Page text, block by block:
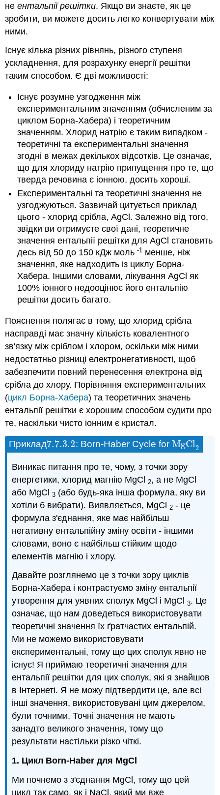
неентальпії решітки. Якщо ви знаєте, як це
зробити, ви можете досить легко конвертувати між
ними.
Існує кілька різних рівнянь, різного ступеня
ускладнення, для розрахунку енергії решітки
таким способом. Є дві можливості:
Існує розумне узгодження між
експериментальним значенням (обчисленим за
циклом Борна-Хабера) і теоретичним
значенням. Хлорид натрію є таким випадком -
теоретичні та експериментальні значення
згодні в межах декількох відсотків. Це означає,
що для хлориду натрію припущення про те, що
тверда речовина є іонною, досить хороші.
Експериментальні та теоретичні значення не
узгоджуються. Зазвичай цитується приклад
цього - хлорид срібла, AgCl. Залежно від того,
звідки ви отримуєте свої дані, теоретичне
значення ентальпії решітки для AgCl становить
десь від 50 до 150 кДж моль-1 менше, ніж
значення, яке надходить із циклу Борна-
Хабера. Іншими словами, лікування AgCl як
100% іонного недооцінює його ентальпію
решітки досить багато.
Пояснення полягає в тому, що хлорид срібла
насправді має значну кількість ковалентного
зв'язку між сріблом і хлором, оскільки між ними
недостатньо різниці електронегативності, щоб
забезпечити повний перенесення електрона від
срібла до хлору. Порівняння експериментальних
(цикл Борна-Хабера) та теоретичних значень
ентальпії решітки є хорошим способом судити про
те, наскільки чисто іонним є кристал.
Приклад7.7.3.2
7.7.3.2: Born-Haber Cycle forMgCl2
MgCl2
Виникає питання про те, чому, з точки зору
енергетики, хлорид магнію MgCl 2, а не MgCl
або MgCl3 (або будь-яка інша формула, яку ви
хотіли б вибрати). Виявляється, MgCl 2 - це
формула з'єднання, яке має найбільш
негативну ентальпійну зміну освіти - іншими
словами, воно є найбільш стійким щодо
елементів магнію і хлору.
Давайте розглянемо це з точки зору циклів
Борна-Хабера і контрастуємо зміну ентальпії
утворення для уявних сполук MgCl і MgCl3. Це
означає, що нам доведеться використовувати
теоретичні значення їх ґратчастих ентальпій.
Ми не можемо використовувати
експериментальні, тому що цих сполук явно не
існує! Я приймаю теоретичні значення для
ентальпії решітки для цих сполук, які я знайшов
в Інтернеті. Я не можу підтвердити це, але всі
інші значення, використовувані цим джерелом,
були точними. Точні значення не мають
занадто великого значення, тому що
результати настільки різко чіткі.
1. Цикл Born-Haber для MgCl
Ми почнемо з з'єднання MgCl, тому що цей
цикл так само, як і NaCl, який ми вже